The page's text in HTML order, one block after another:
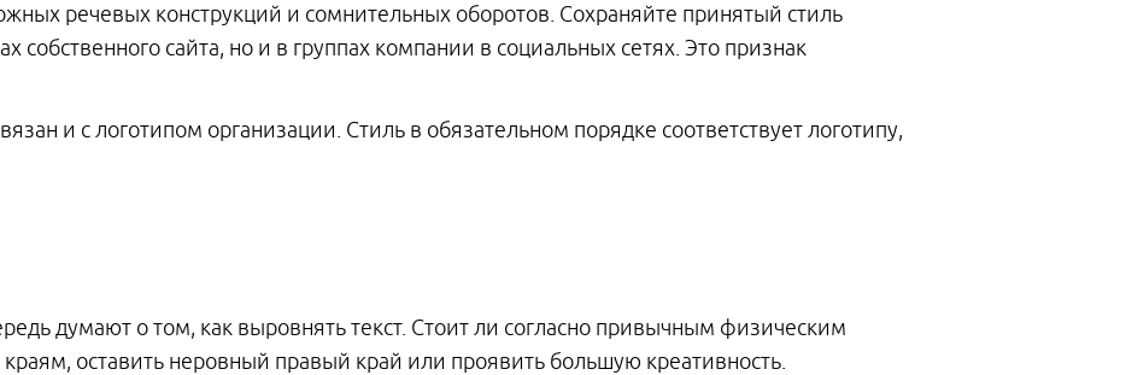
речевых конструкций и сомнительных оборотов. Сохраняйте принятый стиль
собственного сайта, но и в группах компании в социальных сетях. Это признак
и с логотипом организации. Стиль в обязательном порядке соответствует логотипу,
думают о том, как выровнять текст. Стоит ли согласно привычным физическим
оставить неровный правый край или проявить большую креативность.